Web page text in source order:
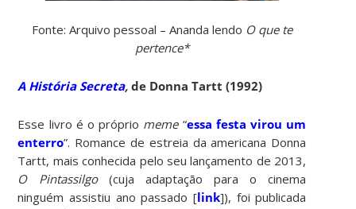
Fonte: Arquivo pessoal – Ananda lendo O que te
pertence*
A História Secreta, de Donna Tartt (1992)
Esse livro é o próprio meme“essa festa virou um
enterro”. Romance de estreia da americana Donna
Tartt, mais conhecida pelo seu lançamento de 2013,
O Pintassilgo(cuja adaptação para o cinema
ninguém assistiu ano passado [link]), foi publicada